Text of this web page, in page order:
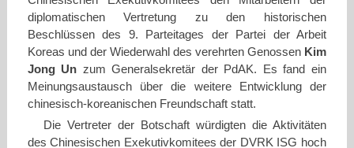
diplomatischen Vertretung zu den historischen
Beschlüssen des 9. Parteitages der Partei der Arbeit
Koreas und der Wiederwahl des verehrten Genossen Kim
Jong Un zum Generalsekretär der PdAK. Es fand ein
Meinungsaustausch über die weitere Entwicklung der
chinesisch-koreanischen Freundschaft statt.
Die Vertreter der Botschaft würdigten die Aktivitäten
des Chinesischen Exekutivkomitees der DVRK ISG hoch